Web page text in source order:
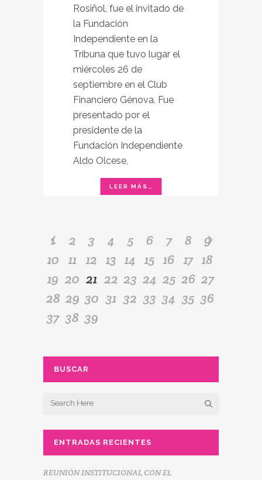
Rosiñol, fue el invitado de
la Fundación
Independiente en la
Tribuna que tuvo lugar el
miércoles 26 de
septiembre en el Club
Financiero Génova. Fue
presentado por el
presidente de la
Fundación Independiente
Aldo Olcese,
1 2 3 4 5 6 7 8
9
10
11 12 13 14 15 16 17 18
19 20 21 22 23 24 25 26 27
28 29 30 31 32 33 34 35 36
37 38 39
BUSCAR
ENTRADAS RECIENTES
REUNIÓN INSTITUCIONAL CON EL